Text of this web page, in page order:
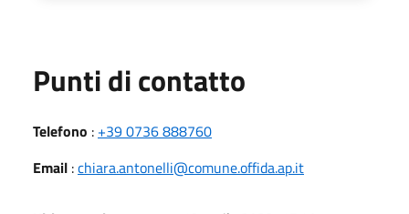
Punti di contatto
Telefono : +39 0736 888760
Email :chiara.antonelli@comune.offida.ap.it